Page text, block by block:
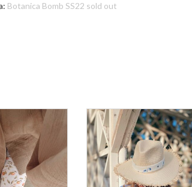
Botanica Bomb SS22 sold out